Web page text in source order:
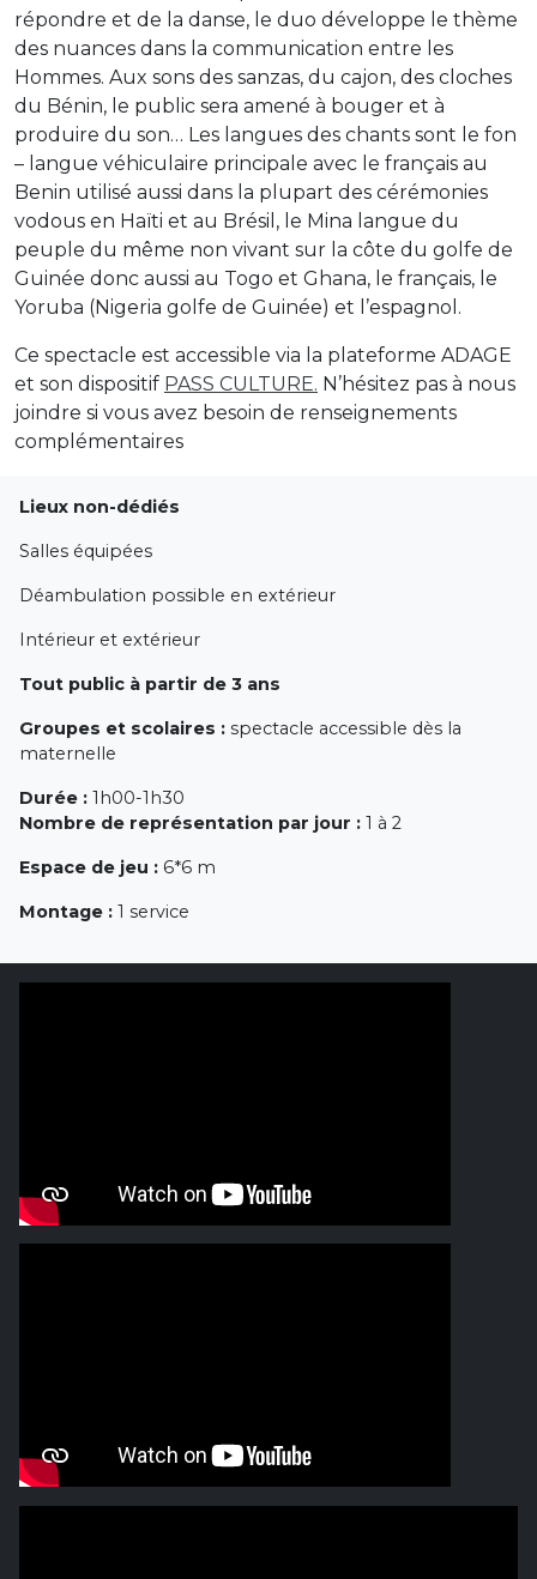
répondre et de la danse, le duo développe le thème
des nuances dans la communication entre les
Hommes. Aux sons des sanzas, du cajon, des cloches
du Bénin, le public sera amené à bouger et à
produire du son… Les langues des chants sont le fon
– langue véhiculaire principale avec le français au
Benin utilisé aussi dans la plupart des cérémonies
vodous en Haïti et au Brésil, le Mina langue du
peuple du même non vivant sur la côte du golfe de
Guinée donc aussi au Togo et Ghana, le français, le
Yoruba (Nigeria golfe de Guinée) et l’espagnol.
Ce spectacle est accessible via la plateforme ADAGE
et son dispositif PASS CULTURE. N’hésitez pas à nous
joindre si vous avez besoin de renseignements
complémentaires
Lieux non-dédiés
Salles équipées
Déambulation possible en extérieur
Intérieur et extérieur
Tout public à partir de 3 ans
Groupes et scolaires : spectacle accessible dès la
maternelle
Durée : 1h00-1h30
Nombre de représentation par jour : 1 à 2
Espace de jeu : 6*6 m
Montage : 1 service